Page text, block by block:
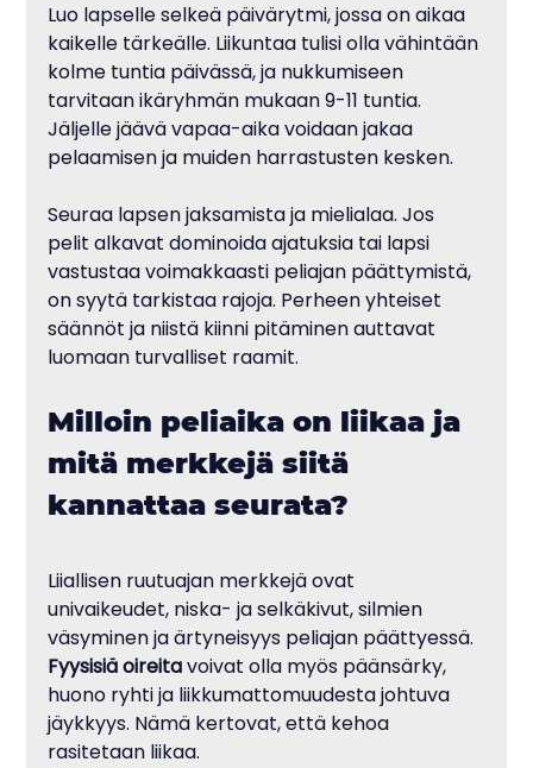
Luo lapselle selkeä päivärytmi, jossa on aikaa
kaikelle tärkeälle. Liikuntaa tulisi olla vähintään
kolme tuntia päivässä, ja nukkumiseen
tarvitaan ikäryhmän mukaan 9-11 tuntia.
Jäljelle jäävä vapaa-aika voidaan jakaa
pelaamisen ja muiden harrastusten kesken.
Seuraa lapsen jaksamista ja mielialaa. Jos
pelit alkavat dominoida ajatuksia tai lapsi
vastustaa voimakkaasti peliajan päättymistä,
on syytä tarkistaa rajoja. Perheen yhteiset
säännöt ja niistä kiinni pitäminen auttavat
luomaan turvalliset raamit.
Milloin peliaika on liikaa ja
mitä merkkejä siitä
kannattaa seurata?
Liiallisen ruutuajan merkkejä ovat
univaikeudet, niska- ja selkäkivut, silmien
väsyminen ja ärtyneisyys peliajan päättyessä.
Fyysisiä oireita voivat olla myös päänsärky,
huono ryhti ja liikkumattomuudesta johtuva
jäykkyys. Nämä kertovat, että kehoa
rasitetaan liikaa.